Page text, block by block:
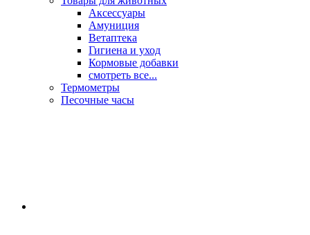
Аксессуары
Амуниция
Ветаптека
Гигиена и уход
Кормовые добавки
смотреть все...
Термометры
Песочные часы